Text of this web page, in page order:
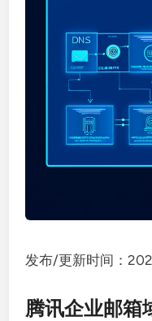
发布/更新时间：
腾讯企业邮箱